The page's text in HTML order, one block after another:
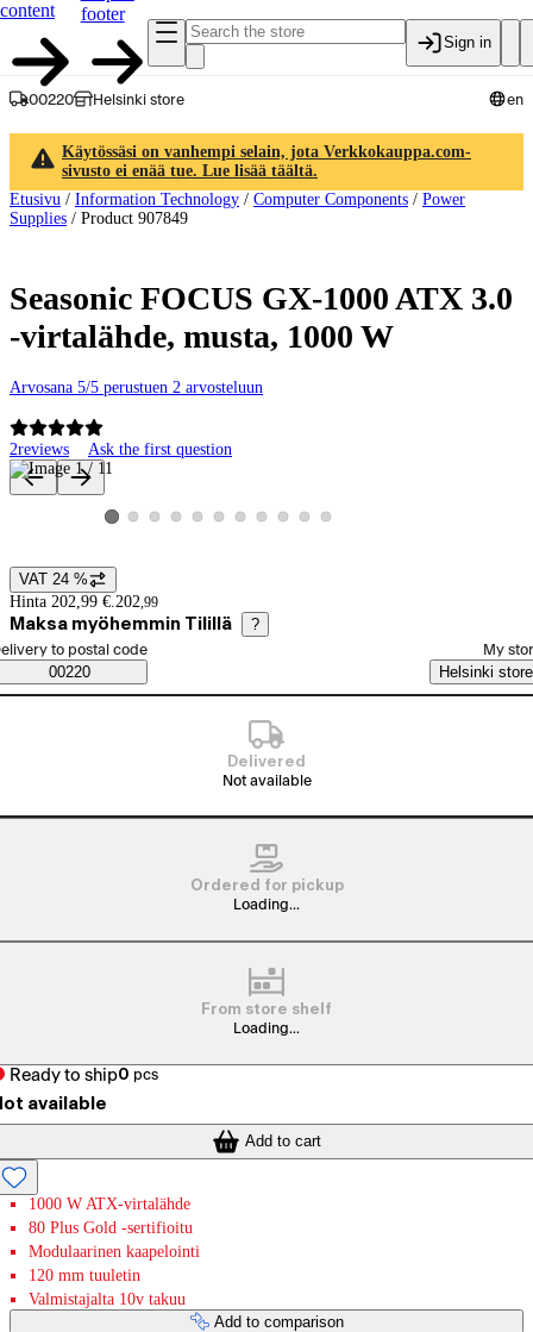
content
footer
Sign in
00220 Helsinki store en
Käytössäsi on vanhempi selain, jota Verkkokauppa.com-
sivusto ei enää tue. Lue lisää täältä.
Etusivu / Information Technology / Computer Components / Power
Supplies / Product 907849
Seasonic FOCUS GX-1000 ATX 3.0
-virtalähde, musta, 1000 W
Arvosana 5/5 perustuen 2 arvosteluun
2reviews Ask the first question
Product images and videos
View product image 1
View product image 2
View product image 3
View product image 4
View product image 5
View product image 6
View product image 7
View product image 8
View product image 9
View product image 10
View product image 11
Price details
VAT 24 %
Hinta 202,99 €. 202,99
Maksa myöhemmin Tilillä ?
Saatavuustiedot
order method
to postal code
00220
My
Helsinki store
Delivered
Not available
Ordered for pickup
Loading...
From store shelf
Loading...
Ready to ship0 pcs
available
Add to cart
1000 W ATX-virtalähde
80 Plus Gold -sertifioitu
Modulaarinen kaapelointi
120 mm tuuletin
Valmistajalta 10v takuu
Add to comparison